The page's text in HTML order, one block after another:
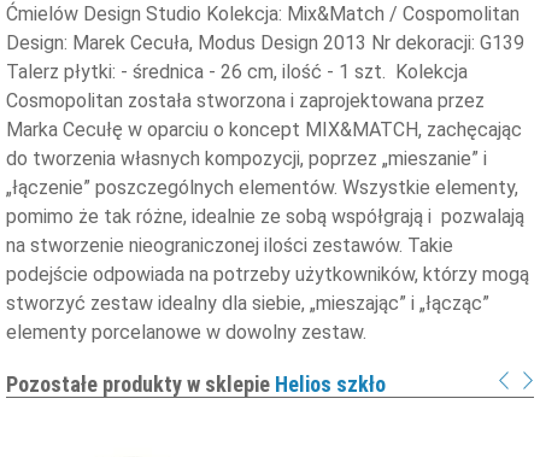
Ćmielów Design Studio Kolekcja: Mix&Match / Cospomolitan
Design: Marek Cecuła, Modus Design 2013 Nr dekoracji: G139
Talerz płytki: - średnica - 26 cm, ilość - 1 szt. Kolekcja
Cosmopolitan została stworzona i zaprojektowana przez
Marka Cecułę w oparciu o koncept MIX&MATCH, zachęcając
do tworzenia własnych kompozycji, poprzez „mieszanie” i
„łączenie” poszczególnych elementów. Wszystkie elementy,
pomimo że tak różne, idealnie ze sobą współgrają i pozwalają
na stworzenie nieograniczonej ilości zestawów. Takie
podejście odpowiada na potrzeby użytkowników, którzy mogą
stworzyć zestaw idealny dla siebie, „mieszając” i „łącząc”
elementy porcelanowe w dowolny zestaw.
Pozostałe produkty w sklepie Helios szkło